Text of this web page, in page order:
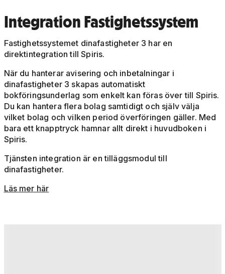
Integration Fastighetssystem
Fastighetssystemet dinafastigheter 3 har en
direktintegration till Spiris.
När du hanterar avisering och inbetalningar i
dinafastigheter 3 skapas automatiskt
bokföringsunderlag som enkelt kan föras över till Spiris.
Du kan hantera flera bolag samtidigt och själv välja
vilket bolag och vilken period överföringen gäller. Med
bara ett knapptryck hamnar allt direkt i huvudboken i
Spiris.
Tjänsten integration är en tilläggsmodul till
dinafastigheter.
Läs mer här